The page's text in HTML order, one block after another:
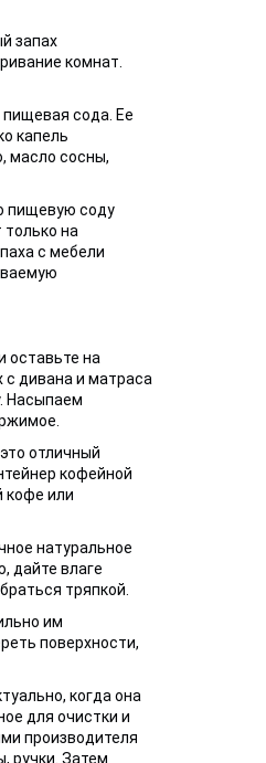
запах
комнат.
сода. Ее
капель
масло сосны,
пищевую соду
на
с мебели
оставьте на
с дивана и матраса
Насыпаем
отличный
кофейной
кофе или
натуральное
дайте влаге
тряпкой.
им
поверхности,
когда она
для очистки и
производителя
ручки. Затем